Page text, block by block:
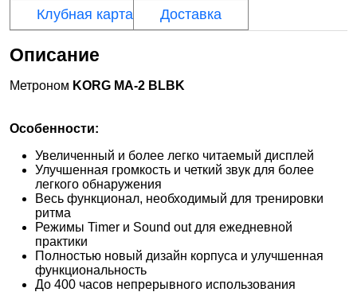
Клубная карта
Доставка
Описание
Метроном KORG MA-2 BLBK
Особенности:
Увеличенный и более легко читаемый дисплей
Улучшенная громкость и четкий звук для более
легкого обнаружения
Весь функционал, необходимый для тренировки
ритма
Режимы Timer и Sound out для ежедневной
практики
Полностью новый дизайн корпуса и улучшенная
функциональность
До 400 часов непрерывного использования